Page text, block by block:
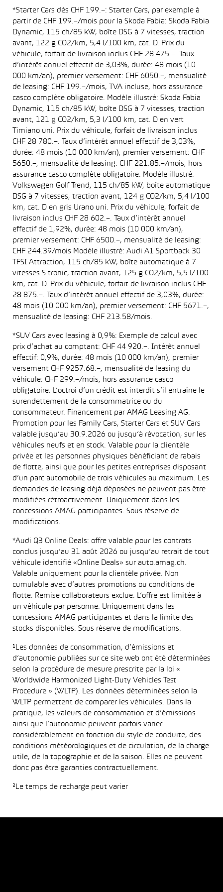
*Starter Cars dès CHF 199.–: Starter Cars, par exemple à
partir de CHF 199.–/mois pour la Skoda Fabia: Skoda Fabia
Dynamic, 115 ch/85 kW, boîte DSG à 7 vitesses, traction
avant, 122 g CO2/km, 5,4 l/100 km, cat. D. Prix du
véhicule, forfait de livraison inclus CHF 28 475.–. Taux
d’intérêt annuel effectif de 3,03%, durée: 48 mois (10
000 km/an), premier versement: CHF 6050.–, mensualité
de leasing: CHF 199.–/mois, TVA incluse, hors assurance
casco complète obligatoire. Modèle illustré: Skoda Fabia
Dynamic, 115 ch/85 kW, boîte DSG à 7 vitesses, traction
avant, 121 g CO2/km, 5,3 l/100 km, cat. D en vert
Timiano uni. Prix du véhicule, forfait de livraison inclus
CHF 28 780.–. Taux d’intérêt annuel effectif de 3,03%,
durée: 48 mois (10 000 km/an), premier versement: CHF
5650.–, mensualité de leasing: CHF 221.85.–/mois, hors
assurance casco complète obligatoire. Modèle illustré:
Volkswagen Golf Trend, 115 ch/85 kW, boîte automatique
DSG à 7 vitesses, traction avant, 124 g CO2/km, 5,4 l/100
km, cat. D en gris Urano uni. Prix du véhicule, forfait de
livraison inclus CHF 28 602.–. Taux d’intérêt annuel
effectif de 1,92%, durée: 48 mois (10 000 km/an),
premier versement: CHF 6500.–, mensualité de leasing:
CHF 244.39/mois Modèle illustré: Audi A1 Sportback 30
TFSI Attraction, 115 ch/85 kW, boîte automatique à 7
vitesses S tronic, traction avant, 125 g CO2/km, 5,5 l/100
km, cat. D. Prix du véhicule, forfait de livraison inclus CHF
28 875.–. Taux d’intérêt annuel effectif de 3,03%, durée:
48 mois (10 000 km/an), premier versement: CHF 5671.–,
mensualité de leasing: CHF 213.58/mois.
*SUV Cars avec leasing à 0,9%: Exemple de calcul avec
prix d’achat au comptant: CHF 44 920.–. Intérêt annuel
effectif: 0,9%, durée: 48 mois (10 000 km/an), premier
versement CHF 9257.68.–, mensualité de leasing du
véhicule: CHF 299.–/mois, hors assurance casco
obligatoire. L’octroi d’un crédit est interdit s’il entraîne le
surendettement de la consommatrice ou du
consommateur. Financement par AMAG Leasing AG.
Promotion pour les Family Cars, Starter Cars et SUV Cars
valable jusqu’au 30.9.2026 ou jusqu’à révocation, sur les
véhicules neufs et en stock. Valable pour la clientèle
privée et les personnes physiques bénéficiant de rabais
de flotte, ainsi que pour les petites entreprises disposant
d’un parc automobile de trois véhicules au maximum. Les
demandes de leasing déjà déposées ne peuvent pas être
modifiées rétroactivement. Uniquement dans les
concessions AMAG participantes. Sous réserve de
modifications.
*Audi Q3 Online Deals: offre valable pour les contrats
conclus jusqu’au 31 août 2026 ou jusqu’au retrait de tout
véhicule identifié «Online Deals» sur auto.amag.ch.
Valable uniquement pour la clientèle privée. Non
cumulable avec d’autres promotions ou conditions de
flotte. Remise collaborateurs exclue. L’offre est limitée à
un véhicule par personne. Uniquement dans les
concessions AMAG participantes et dans la limite des
stocks disponibles. Sous réserve de modifications.
¹Les données de consommation, d’émissions et
d’autonomie publiées sur ce site web ont été déterminées
selon la procédure de mesure prescrite par la loi «
Worldwide Harmonized Light-Duty Vehicles Test
Procedure » (WLTP). Les données déterminées selon la
WLTP permettent de comparer les véhicules. Dans la
pratique, les valeurs de consommation et d’émissions
ainsi que l’autonomie peuvent parfois varier
considérablement en fonction du style de conduite, des
conditions météorologiques et de circulation, de la charge
utile, de la topographie et de la saison. Elles ne peuvent
donc pas être garanties contractuellement.
²Le temps de recharge peut varier